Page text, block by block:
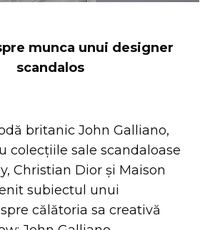
munca unui designer
scandalos
britanic John Galliano,
colecțiile sale scandaloase
Christian Dior și Maison
subiectul unui
călătoria sa creativă